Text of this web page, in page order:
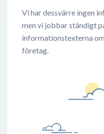
Vi har dessvärre ingen
men vi jobbar ständigt
informationstexterna
företag.